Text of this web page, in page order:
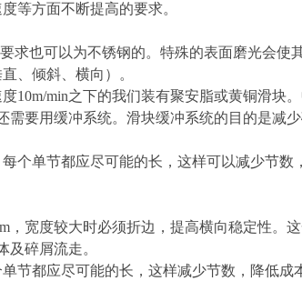
等方面不断提高的要求。
求也可以为不锈钢的。特殊的表面磨光会使
、倾斜、横向）。
10m/min之下的我们装有聚安脂或黄铜滑块
要用缓冲系统。滑块缓冲系统的目的是减少
个单节都应尽可能的长，这样可以减少节数
，宽度较大时必须折边，提高横向稳定性。
碎屑流走。
节都应尽可能的长，这样减少节数，降低成